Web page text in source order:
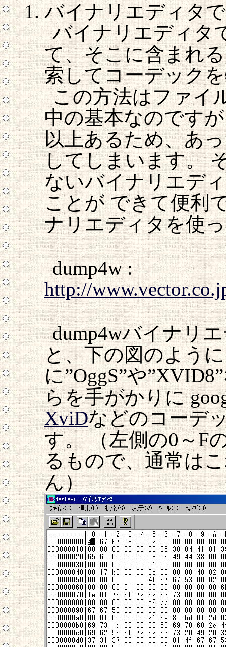
バイナリエディタ
バイナリエディタ
て、そこに含まれ
索してコーデック
この方法はファイ
中の基本なのです
以上あるため、あ
してしまいます。
ないバイナリエデ
ことが できて便利
ナリエディタを使
dump4w :
http://
dump4wバイナリ
と、下の図のよう
に”OggS”や
らを手がかりに
XviDなどのコーデ
す。 （左側の0～F
るもので、通常は
ん）